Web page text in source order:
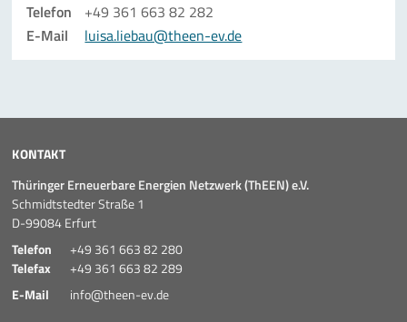
Telefon
+49 361 663 82 282
E-Mail
luisa.liebau@theen-ev.de
KONTAKT
Thüringer Erneuerbare Energien Netzwerk (ThEEN) e.V.
Schmidtstedter Straße 1
D-99084 Erfurt
Telefon
+49 361 663 82 280
Telefax
+49 361 663 82 289
E-Mail
info@theen-ev.de